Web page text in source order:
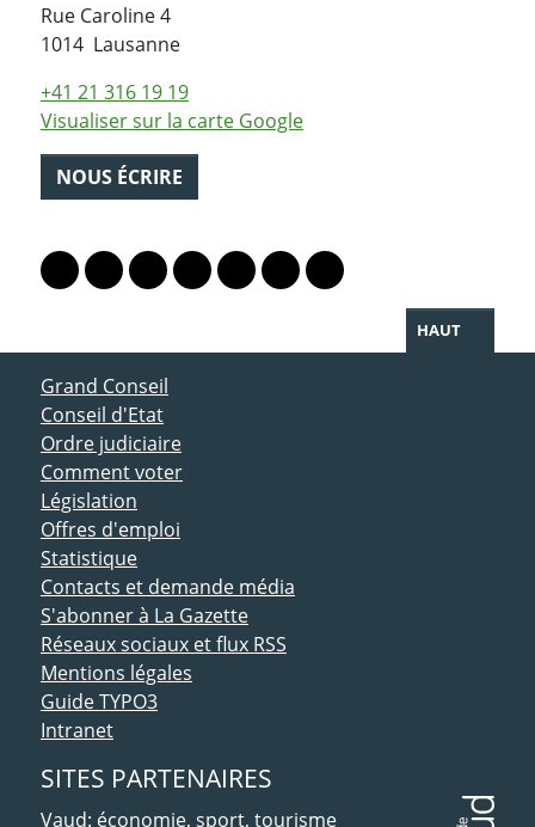
Rue Caroline 4
1014 LausanneSuisse
+41 21 316 19 19
Visualiser sur la carte Google
NOUS ÉCRIRE
Lien vers le profil Mastodon
Lien vers le profil Bluesky
Lien vers le profil Instagram
Lien vers le profil Linkedin
Lien vers le profil Facebook
Lien vers le profil Twitter
Partager par WhatsApp
HAUT
ACCÈS DIRECT
Grand Conseil
Conseil d'Etat
Ordre judiciaire
Comment voter
Législation
Offres d'emploi
Statistique
Contacts et demande média
S'abonner à La Gazette
Réseaux sociaux et flux RSS
Mentions légales
Guide TYPO3
Intranet
SITES PARTENAIRES
Vaud: économie, sport, tourisme